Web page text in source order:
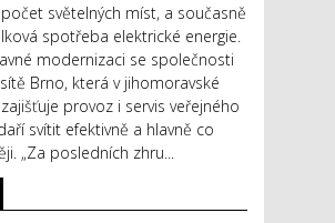
světelných míst, a současně
spotřeba elektrické energie.
modernizaci se společnosti
Brno, která v jihomoravské
provoz i servis veřejného
svítit efektivně a hlavně co
„Za posledních zhru...